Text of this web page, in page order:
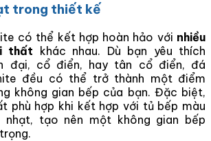
trong thiết kế
có thể kết hợp hoàn hảo với nhiều
thất khác nhau. Dù bạn yêu thích
đại, cổ điển, hay tân cổ điển, đá
đều có thể trở thành một điểm
không gian bếp của bạn. Đặc biệt,
phù hợp khi kết hợp với tủ bếp màu
nhạt, tạo nên một không gian bếp